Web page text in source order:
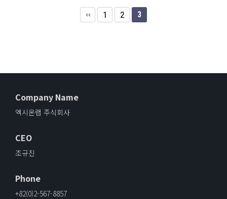
1 2 3
Company Name
엑시온랩 주식회사
CEO
조규진
Phone
+82(0)2-567-8857